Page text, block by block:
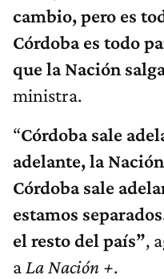
cambio, pero es
Córdoba es todo
que la Nación
ministra.
“Córdoba sale
adelante, la
Córdoba sale
estamos
el resto del país”,
a La Nación +.